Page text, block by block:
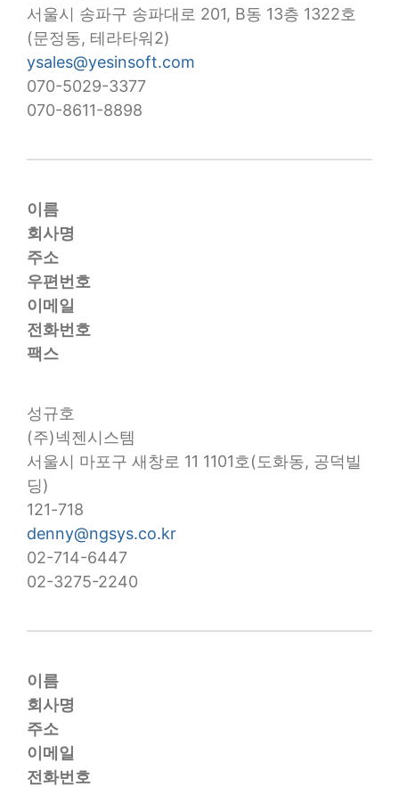
서울시 송파구 송파대로 201, B동 13층 1322호
(문정동, 테라타워2)
ysales@yesinsoft.com
070-5029-3377
070-8611-8898
이름
회사명
주소
우편번호
이메일
전화번호
팩스
성규호
(주)넥젠시스템
서울시 마포구 새창로 11 1101호(도화동, 공덕빌
딩)
121-718
denny@ngsys.co.kr
02-714-6447
02-3275-2240
이름
회사명
주소
이메일
전화번호